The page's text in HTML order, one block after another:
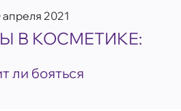
апреля 2021
В КОСМЕТИКЕ:
ли бояться